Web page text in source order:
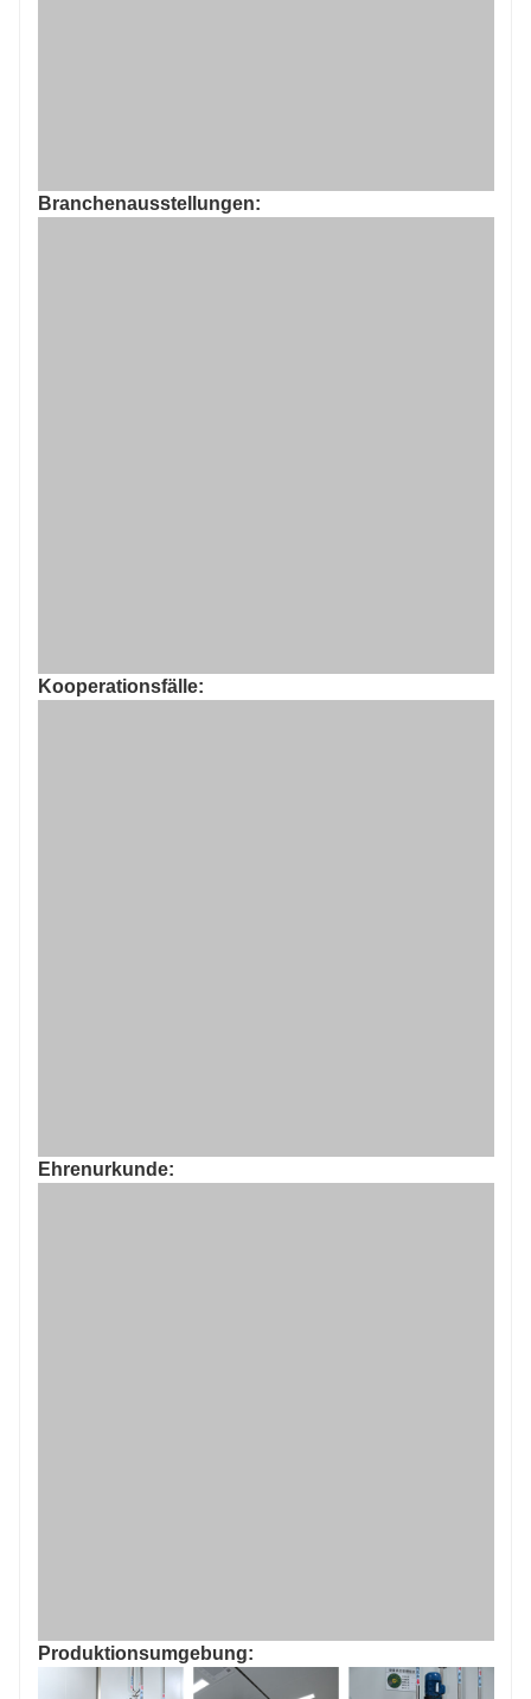
Branchenausstellungen:
Kooperationsfälle:
Ehrenurkunde:
Produktionsumgebung: